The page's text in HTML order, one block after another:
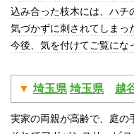
込み合った枝木には、ハチ
気づかずに刺されてしまっ
今後、気を付けてご覧にな
埼玉県 埼玉県 越
実家の両親が高齢で、庭の